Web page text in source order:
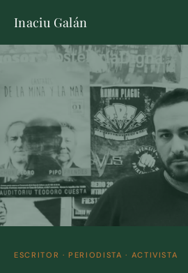
Inaciu Galán
ESCRITOR · PERIODISTA · ACTIVISTA